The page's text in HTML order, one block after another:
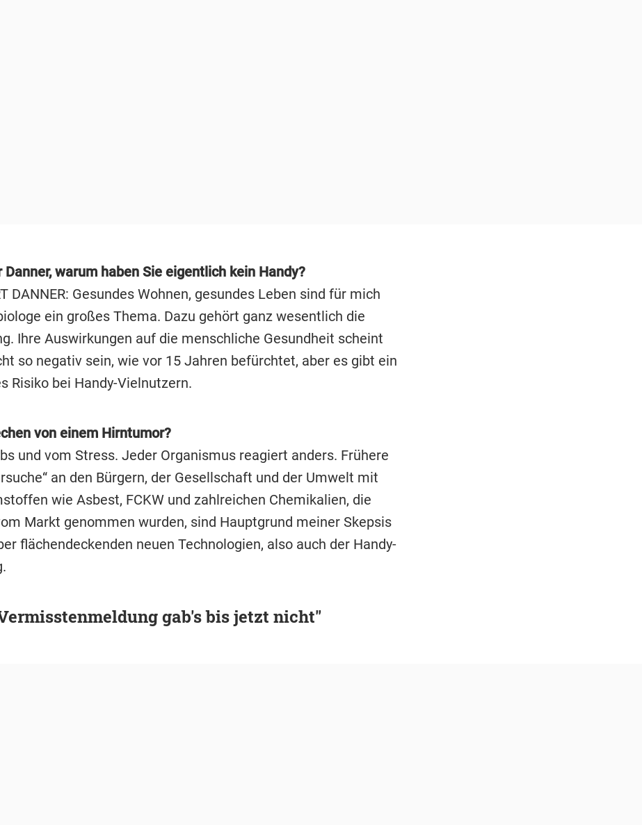
Danner, warum haben Sie eigentlich kein Handy?
DANNER: Gesundes Wohnen, gesundes Leben sind für mich
ein großes Thema. Dazu gehört ganz wesentlich die
Ihre Auswirkungen auf die menschliche Gesundheit scheint
so negativ sein, wie vor 15 Jahren befürchtet, aber es gibt ein
Risiko bei Handy-Vielnutzern.
von einem Hirntumor?
und vom Stress. Jeder Organismus reagiert anders. Frühere
an den Bürgern, der Gesellschaft und der Umwelt mit
wie Asbest, FCKW und zahlreichen Chemikalien, die
Markt genommen wurden, sind Hauptgrund meiner Skepsis
flächendeckenden neuen Technologien, also auch der Handy-
gab's bis jetzt nicht"